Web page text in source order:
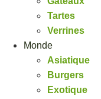
Tartes
Verrines
Monde
Asiatique
Burgers
Exotique